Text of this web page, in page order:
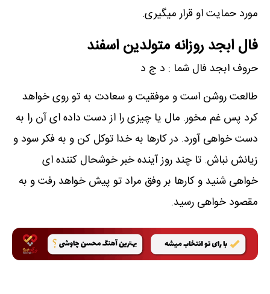
مورد حمایت او قرار میگیری.
فال ابجد روزانه متولدین اسفند
حروف ابجد فال شما : د ج د
طالعت روشن است و موفقیت و سعادت به تو روی خواهد
کرد پس غم مخور. مال یا چیزی را از دست داده ای آن را به
دست خواهی آورد. در کارها به خدا توکل کن و به فکر سود و
زیانش نباش. تا چند روز آینده خبر خوشحال کننده ای
خواهی شنید و کارها بر وفق مراد تو پیش خواهد رفت و به
مقصود خواهی رسید.